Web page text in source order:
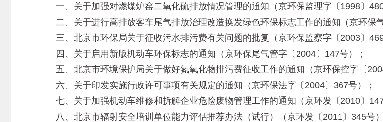
一、关于加强对燃煤炉窑二氧化硫排放情况管理的通知（京环保监理字〔1998〕480
二、关于进行高排放客车尾气排放治理改造换发绿色环保标志工作的通知（京环保气
三、北京市环保局关于征收污水排污费有关问题的批复（京环保监察字〔2003〕469
四、关于启用新版机动车环保标志的通知（京环保尾气管字〔2004〕147号）；
五、北京市环境保护局关于做好氮氧化物排污费征收工作的通知（京环保控字〔
六、关于印发实施行政许可事项有关规定的通知（京环保法字〔2004〕367号）；
七、关于加强机动车维修和拆解企业危险废物管理工作的通知（京环发〔2010〕147
八、北京市辐射安全培训单位能力评估推荐办法（试行）（京环发〔2011〕345号）